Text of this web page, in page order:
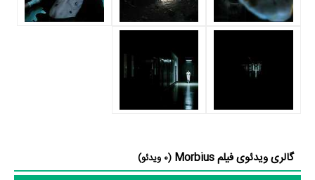
داستان فیلم Morbius
Matt Holloway، Roy Thomas Art Marcum
نوشته شده است.
در خلاصه داستانی که یا از سوی تیم رسانه‌ای اثر و یا توسط دیگر رسانه‌ها درباره
سعی می کند خود را از یک بیماری نادر خونی معالجه کند ، اما به جای آن ،
گالری ویدئوی فیلم Morbius
(0 ویدئو)